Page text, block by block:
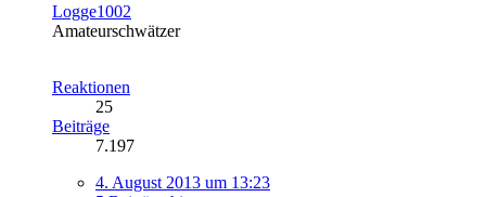
Logge1002
Amateurschwätzer
Reaktionen
25
Beiträge
7.197
4. August 2013 um 13:23